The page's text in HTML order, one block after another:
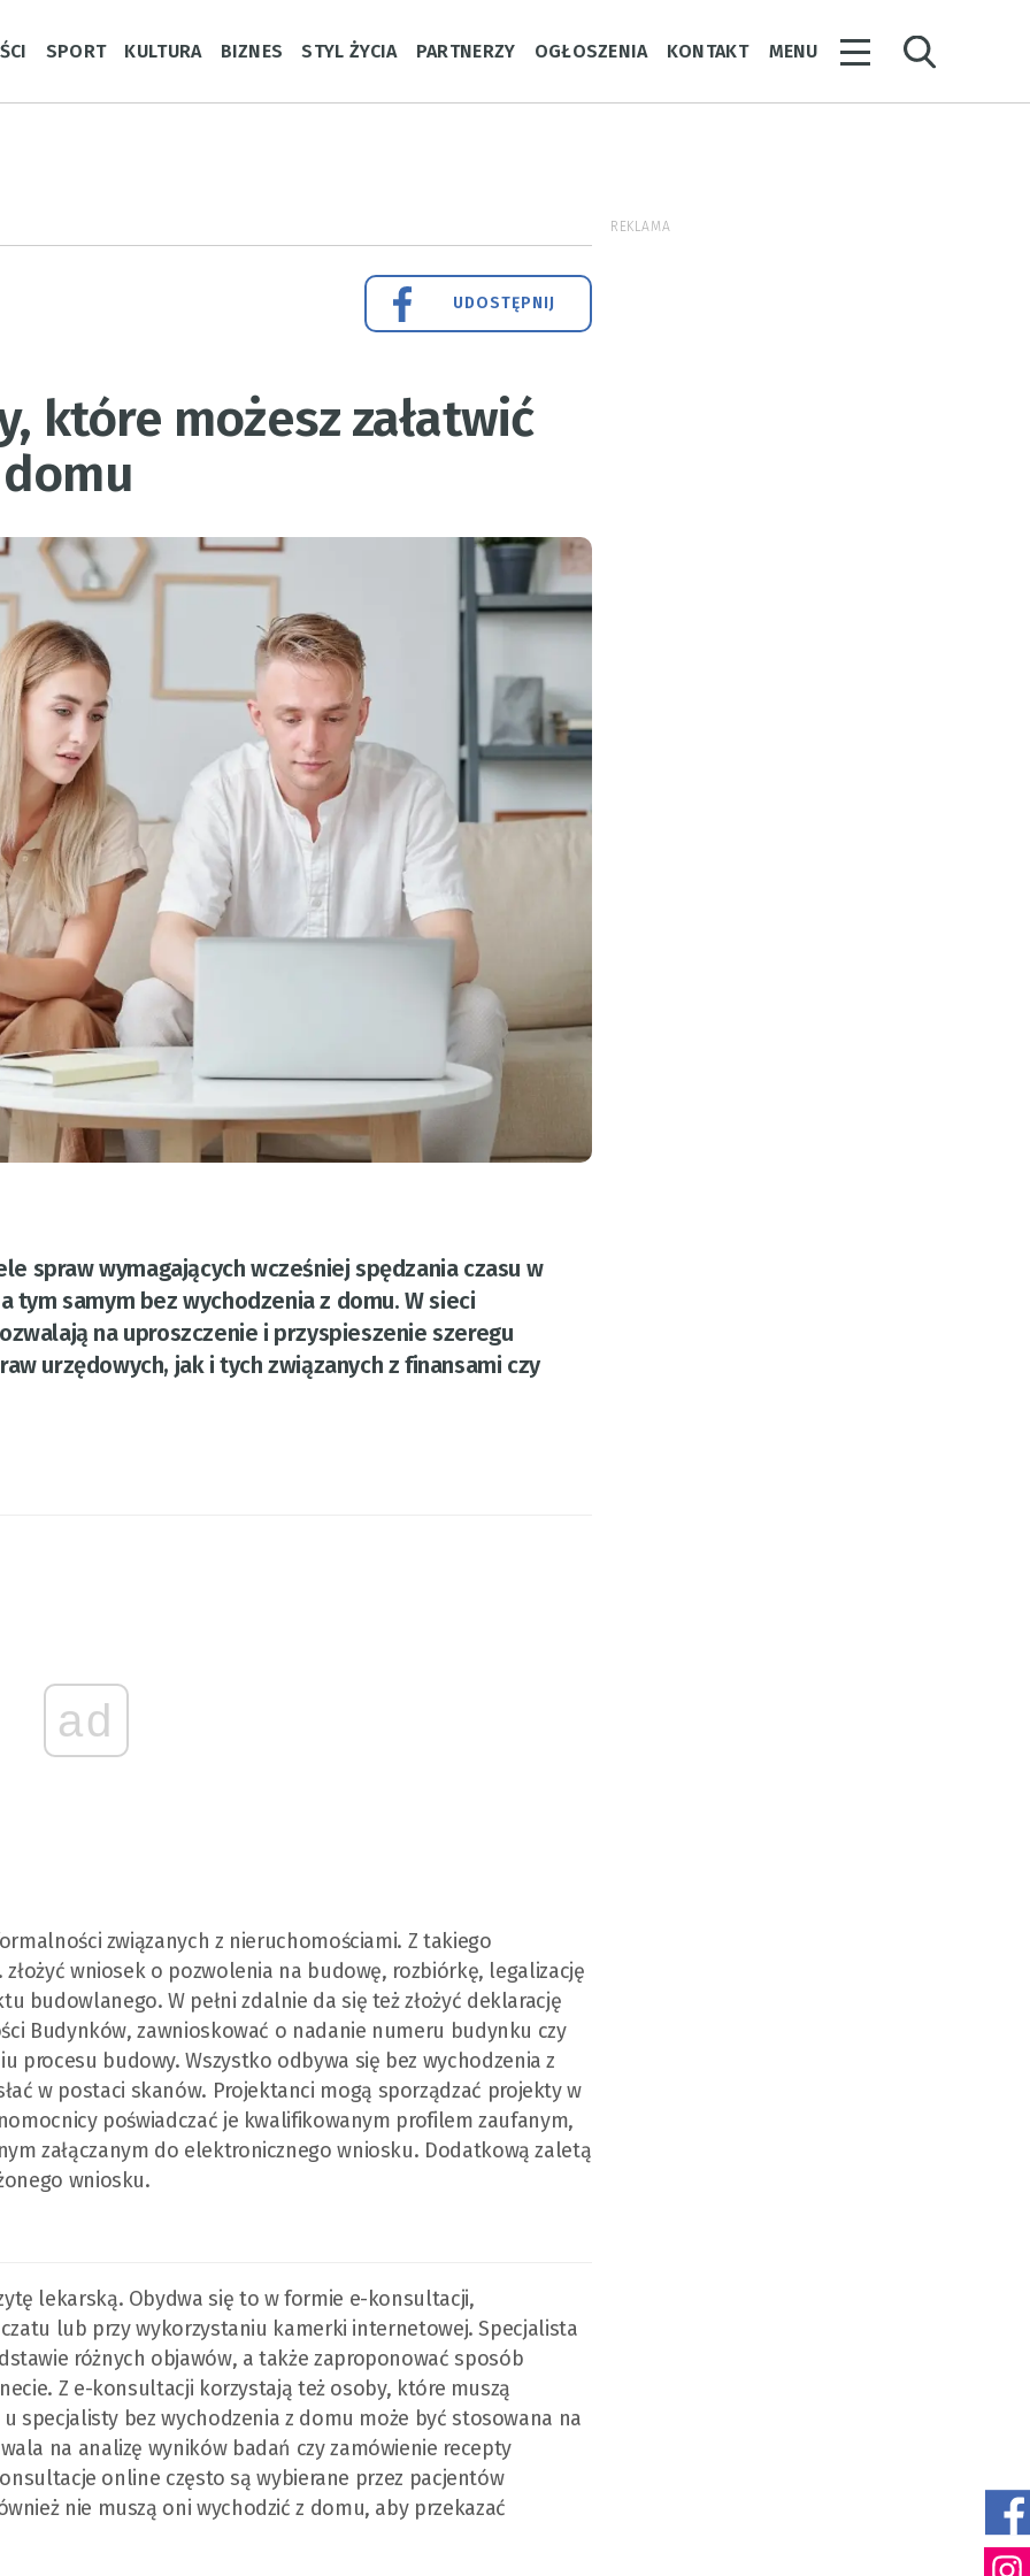
SPORT KULTURA BIZNES STYL ŻYCIA PARTNERZY OGŁOSZENIA KONTAKT MENU
UDOSTĘPNIJ
które możesz załatwić
spraw wymagających wcześniej spędzania czasu w
samym bez wychodzenia z domu. W sieci
na uproszczenie i przyspieszenie szeregu
urzędowych, jak i tych związanych z finansami czy
ad
związanych z nieruchomościami. Z takiego
wniosek o pozwolenia na budowę, rozbiórkę, legalizację
budowlanego. W pełni zdalnie da się też złożyć deklarację
Budynków, zawnioskować o nadanie numeru budynku czy
procesu budowy. Wszystko odbywa się bez wychodzenia z
w postaci skanów. Projektanci mogą sporządzać projekty w
poświadczać je kwalifikowanym profilem zaufanym,
załączanym do elektronicznego wniosku. Dodatkową zaletą
wniosku.
lekarską. Obydwa się to w formie e-konsultacji,
lub przy wykorzystaniu kamerki internetowej. Specjalista
różnych objawów, a także zaproponować sposób
Z e-konsultacji korzystają też osoby, które muszą
specjalisty bez wychodzenia z domu może być stosowana na
na analizę wyników badań czy zamówienie recepty
online często są wybierane przez pacjentów
nie muszą oni wychodzić z domu, aby przekazać
REKLAMA